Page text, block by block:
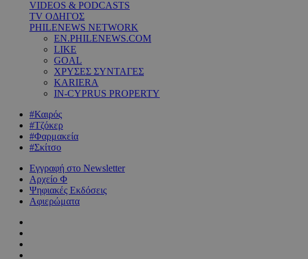
VIDEOS & PODCASTS
TV ΟΔΗΓΟΣ
PHILENEWS NETWORK
EN.PHILENEWS.COM
LIKE
GOAL
ΧΡΥΣΕΣ ΣΥΝΤΑΓΕΣ
KARIERA
IN-CYPRUS PROPERTY
#Καιρός
#Τζόκερ
#Φαρμακεία
#Σκίτσο
Εγγραφή στο Newsletter
Αρχείο Φ
Ψηφιακές Εκδόσεις
Αφιερώματα